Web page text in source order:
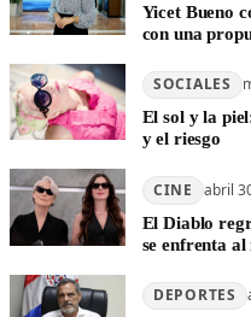
Yicet Bueno
con una
SOCIALES
El sol y la
y el riesgo
CINE abril
El Diablo
se enfrenta
DEPORTES